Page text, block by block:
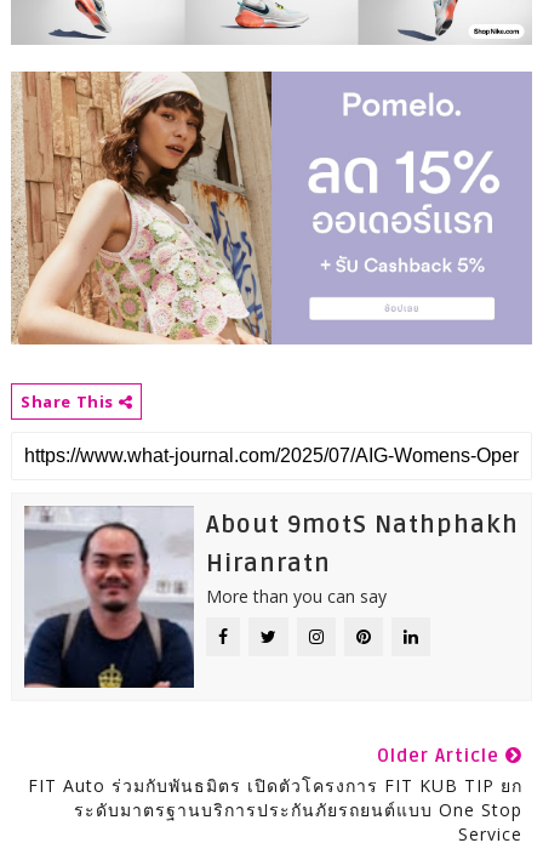
Share This
About 9motS Nathphakh
Hiranratn
More than you can say
Older Article
FIT Auto ร่วมกับพันธมิตร เปิดตัวโครงการ FIT KUB TIP ยก
ระดับมาตรฐานบริการประกันภัยรถยนต์แบบ One Stop
Service